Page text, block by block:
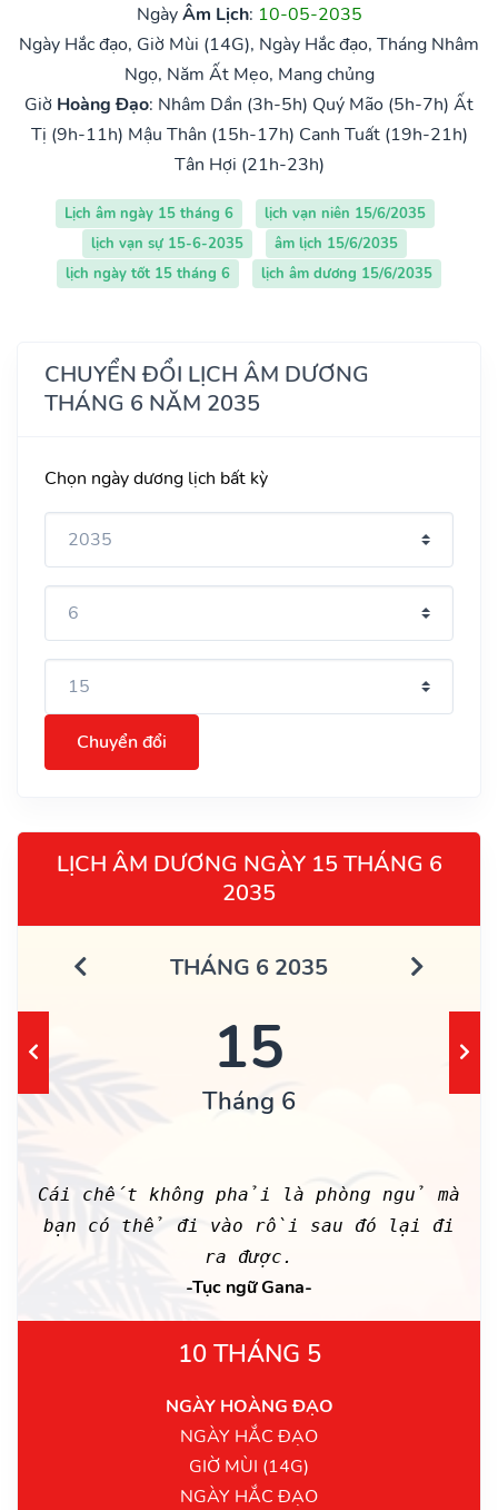
NgàyÂm Lịch: 10-05-2035
Ngày Hắc đạo, Giờ Mùi (14G), Ngày Hắc đạo, Tháng Nhâm
Ngọ, Năm Ất Mẹo, Mang chủng
Giờ Hoàng Đạo: Nhâm Dần (3h-5h) Quý Mão (5h-7h) Ất
Tị (9h-11h) Mậu Thân (15h-17h) Canh Tuất (19h-21h)
Tân Hợi (21h-23h)
Lịch âm ngày 15 tháng 6
lịch vạn niên 15/6/2035
lịch vạn sự 15-6-2035
âm lịch 15/6/2035
lịch ngày tốt 15 tháng 6
lịch âm dương 15/6/2035
CHUYỂN ĐỔI LỊCH ÂM DƯƠNG
THÁNG 6 NĂM 2035
Chọn ngày dương lịch bất kỳ
Chuyển đổi
LỊCH ÂM DƯƠNG NGÀY 15 THÁNG 6
2035
THÁNG 6 2035
15
Tháng 6
Cái chết không phải là phòng ngủ mà
bạn có thể đi vào rồi sau đó lại đi
ra được.
-Tục ngữ Gana-
10 THÁNG 5
NGÀY HOÀNG ĐẠO
NGÀY HẮC ĐẠO
GIỜ MÙI (14G)
NGÀY HẮC ĐẠO